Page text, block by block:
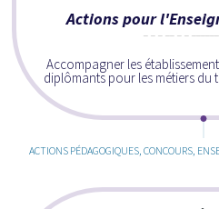
Actions pour
Accompagner les
diplômants pour les métiers du
ACTIONS PÉDAGOGIQUES, CONCOURS,